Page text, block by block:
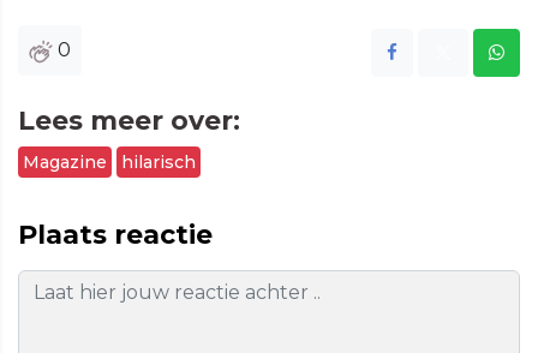
0
Lees meer over:
Magazine hilarisch
Plaats reactie